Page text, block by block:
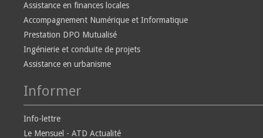
Assistance en finances locales
Accompagnement Numérique et Informatique
Prestation DPO Mutualisé
Ingénierie et conduite de projets
Assistance en urbanisme
Informer
Info-lettre
Le Mensuel - ATD Actualité